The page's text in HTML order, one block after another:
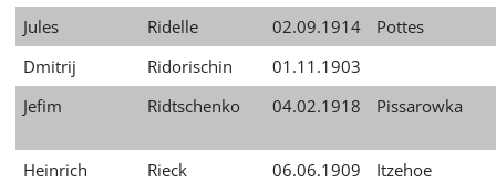
Jules Ridelle 02.09.1914
Pottes
Dmitrij
Ridorischin
01.11.1903
Jefim
Ridtschenko 04.02.1918 Pissarowka
Heinrich Rieck 06.06.1909
Itzehoe